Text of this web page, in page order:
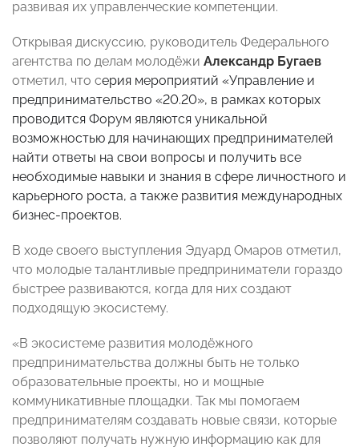
развивая их управленческие компетенции.
Открывая дискуссию, руководитель Федерального
агентства по делам молодёжи Александр Бугаев
отметил, что серия мероприятий «Управление и
предпринимательство «20.20», в рамках которых
проводится Форум являются уникальной
возможностью для начинающих предпринимателей
найти ответы на свои вопросы и получить все
необходимые навыки и знания в сфере личностного и
карьерного роста, а также развития международных
бизнес-проектов.
В ходе своего выступления Эдуард Омаров отметил,
что молодые талантливые предприниматели гораздо
быстрее развиваются, когда для них создают
подходящую экосистему.
«В экосистеме развития молодёжного
предпринимательства должны быть не только
образовательные проекты, но и мощные
коммуникативные площадки. Так мы помогаем
предпринимателям создавать новые связи, которые
позволяют получать нужную информацию как для